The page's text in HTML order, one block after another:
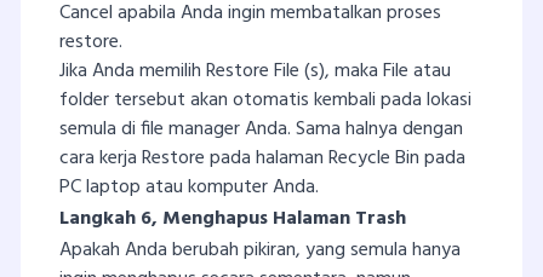
Cancel apabila Anda ingin membatalkan proses
restore.
Jika Anda memilih Restore File (s), maka File atau
folder tersebut akan otomatis kembali pada lokasi
semula di file manager Anda. Sama halnya dengan
cara kerja Restore pada halaman Recycle Bin pada
PC laptop atau komputer Anda.
Langkah 6, Menghapus Halaman Trash
Apakah Anda berubah pikiran, yang semula hanya